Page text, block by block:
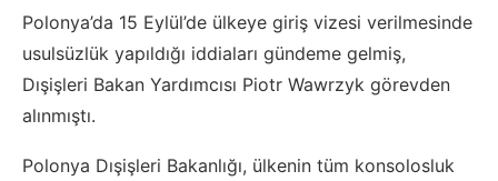
Polonya’da 15 Eylül’de ülkeye giriş vizesi verilmesinde
usulsüzlük yapıldığı iddiaları gündeme gelmiş,
Dışişleri Bakan Yardımcısı Piotr Wawrzyk görevden
alınmıştı.
Polonya Dışişleri Bakanlığı, ülkenin tüm konsolosluk